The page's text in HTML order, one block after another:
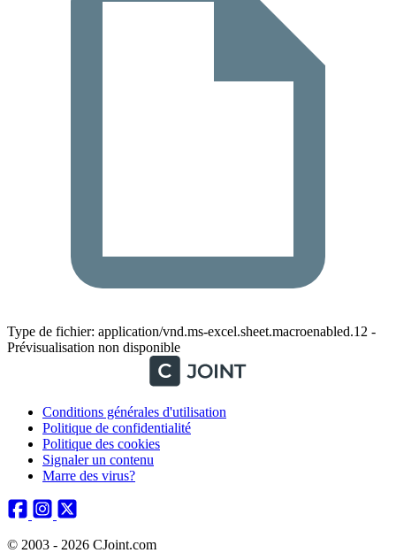
Type de fichier: application/vnd.ms-excel.sheet.macroenabled.12 -
Prévisualisation non disponible
Conditions générales d'utilisation
Politique de confidentialité
Politique des cookies
Signaler un contenu
Marre des virus?
© 2003 - 2026 CJoint.com